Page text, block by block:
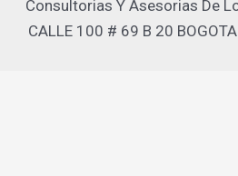
Consultorias Y Asesorias De
CALLE 100 # 69 B 20